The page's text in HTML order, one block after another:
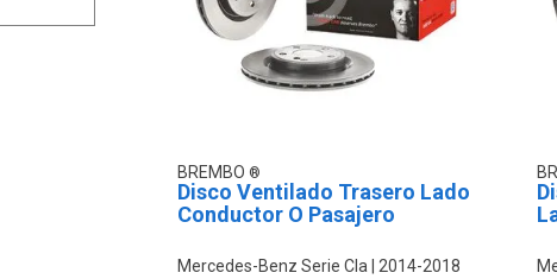
BREMBO
Disco Ventilado Trasero Lado
Conductor O Pasajero
Mercedes-Benz Serie Cla 2014-2018